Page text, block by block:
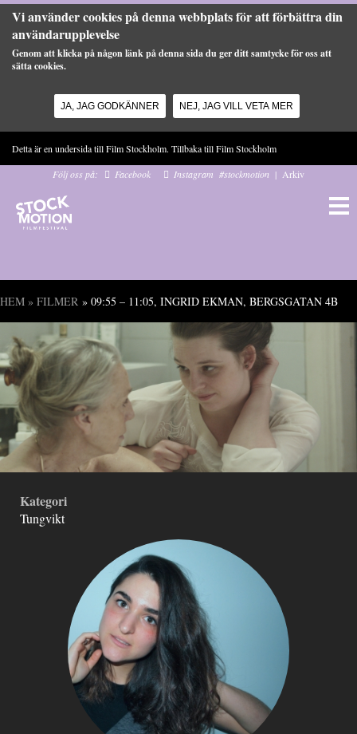
Vi använder cookies på denna webbplats för att förbättra din
användarupplevelse
Genom att klicka på någon länk på denna sida du ger ditt samtycke för oss att
sätta cookies.
JA, JAG GODKÄNNER NEJ, JAG VILL VETA MER
Detta är en undersida till Film Stockholm. Tillbaka tillFilm Stockholm
Följ oss på:
Facebook Instagram #stockmotion | Arkiv
Du är här
HEM » FILMER » 09:55 – 11:05, INGRID EKMAN, BERGSGATAN 4B
Kategori
Tungvikt